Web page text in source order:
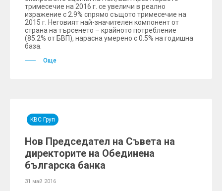
тримесечие на 2016 г. се увеличи в реално
изражение с 2.9% спрямо същото тримесечие на
2015 г. Неговият най-значителен компонент от
страна на търсенето – крайното потребление
(85.2% от БВП), нарасна умерено с 0.5% на годишна
база.
Още
KBC Груп
Нов Председател на Съвета на
директорите на Обединена
българска банка
31 май 2016